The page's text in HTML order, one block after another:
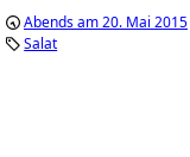
Abends am 20. Mai 2015
Salat